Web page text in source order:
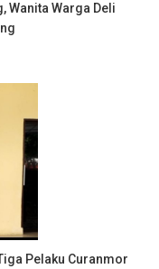
Wanita Warga Deli
Pelaku Curanmor